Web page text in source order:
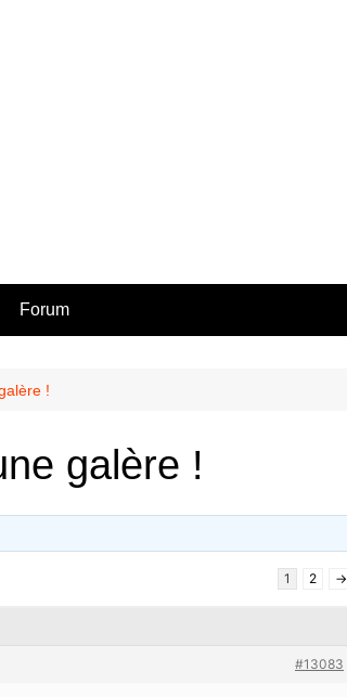
Forum
!
galère !
1 2 →
#13083